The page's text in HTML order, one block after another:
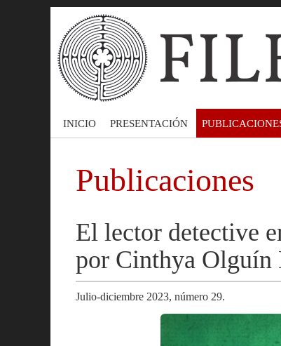
INICIO PRESENTACIÓN
Publicaciones
El lector detective
por Cinthya Olguín
Julio-diciembre 2023, número 29.